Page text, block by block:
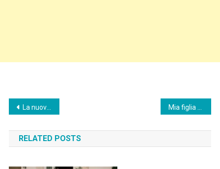
Post
navigation
La nuova moglie del mio ex-marito mi ha fatto stare in fondo alla cerimonia di laurea di mio figlio… poi mio figlio ha detto una frase che ha fatto alzare in piedi tutto l’auditorium.
RELATED POSTS